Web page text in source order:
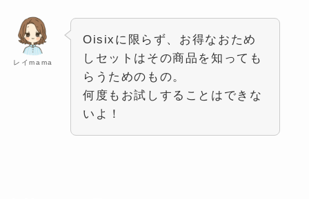
レイmama
Oisixに限らず、お得なおため
しセットはその商品を知っても
らうためのもの。
何度もお試しすることはできな
いよ！